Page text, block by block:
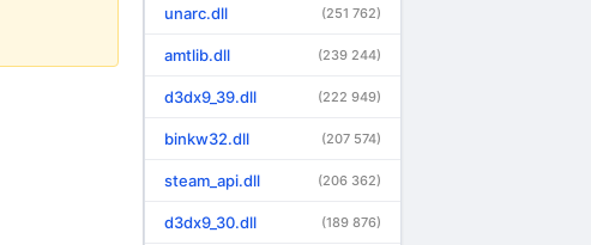
unarc.dll (251 762)
amtlib.dll (239 244)
d3dx9_39.dll (222 949)
binkw32.dll (207 574)
steam_api.dll (206 362)
d3dx9_30.dll (189 876)